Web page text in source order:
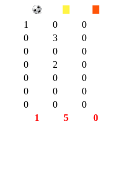
1 0
0
0 3
0
0 0
0
0 2
0
0 0
0
0 0
0
0 0
0
1 5 0